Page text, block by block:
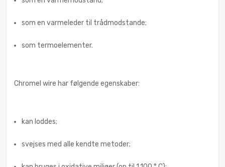
som en varmeleder til trådmodstande;
som termoelementer.
Chromel wire har følgende egenskaber:
kan loddes;
svejses med alle kendte metoder;